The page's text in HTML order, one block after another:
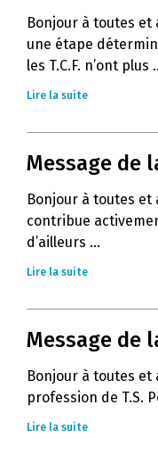
Bonjour à toutes et
une étape
les T.C.F. n’ont plus
Lire la suite
Message de
Bonjour à toutes et
contribue
d’ailleurs ...
Lire la suite
Message de
Bonjour à toutes et
profession de T.S.
Lire la suite